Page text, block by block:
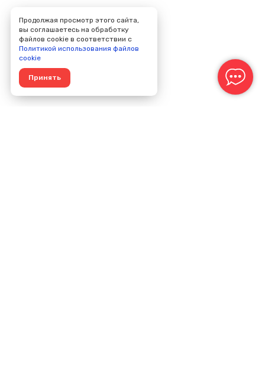
Продолжая просмотр этого сайта,
вы соглашаетесь на обработку
файлов cookie в соответствии с
Политикой использования файлов
cookie
Принять